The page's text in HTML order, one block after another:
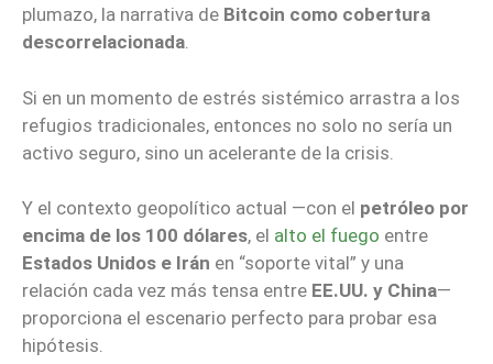
plumazo, la narrativa de Bitcoin como cobertura
descorrelacionada.
Si en un momento de estrés sistémico arrastra a los
refugios tradicionales, entonces no solo no sería un
activo seguro, sino un acelerante de la crisis.
Y el contexto geopolítico actual —con el petróleo por
encima de los 100 dólares, el alto el fuego entre
Estados Unidos e Irán en “soporte vital” y una
relación cada vez más tensa entre EE.UU. y China—
proporciona el escenario perfecto para probar esa
hipótesis.